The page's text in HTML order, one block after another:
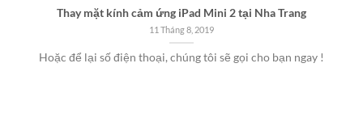
Thay mặt kính cảm ứng iPad Mini 2 tại Nha Trang
11 Tháng 8, 2019
Hoặc để lại số điện thoại, chúng tôi sẽ gọi cho bạn ngay !